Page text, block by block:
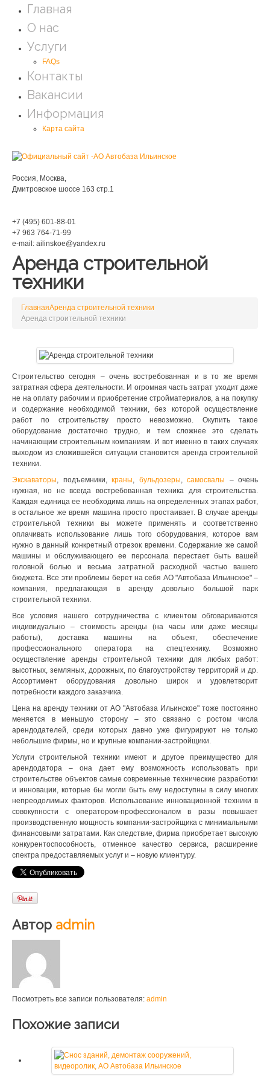
Главная
О нас
Услуги
FAQs
Контакты
Вакансии
Информация
Карта сайта
Россия, Москва,
Дмитровское шоссе 163 стр.1
+7 (495) 601-88-01
+7 963 764-71-99
e-mail: ailinskoe@yandex.ru
Аренда строительной
техники
ГлавнаяАренда строительной техники
Аренда строительной техники
Строительство сегодня – очень востребованная и в то же время
затратная сфера деятельности. И огромная часть затрат уходит даже
не на оплату рабочим и приобретение стройматериалов, а на покупку
и содержание необходимой техники, без которой осуществление
работ по строительству просто невозможно. Окупить такое
оборудование достаточно трудно, и тем сложнее это сделать
начинающим строительным компаниям. И вот именно в таких случаях
выходом из сложившейся ситуации становится аренда строительной
техники.
Экскаваторы, подъемники, краны, бульдозеры, самосвалы – очень
нужная, но не всегда востребованная техника для строительства.
Каждая единица ее необходима лишь на определенных этапах работ,
в остальное же время машина просто простаивает. В случае аренды
строительной техники вы можете применять и соответственно
оплачивать использование лишь того оборудования, которое вам
нужно в данный конкретный отрезок времени. Содержание же самой
машины и обслуживающего ее персонала перестает быть вашей
головной болью и весьма затратной расходной частью вашего
бюджета. Все эти проблемы берет на себя АО "Автобаза Ильинское" –
компания, предлагающая в аренду довольно большой парк
строительной техники.
Все условия нашего сотрудничества с клиентом обговариваются
индивидуально – стоимость аренды (на часы или даже месяцы
работы), доставка машины на объект, обеспечение
профессионального оператора на спецтехнику. Возможно
осуществление аренды строительной техники для любых работ:
высотных, земляных, дорожных, по благоустройству территорий и др.
Ассортимент оборудования довольно широк и удовлетворит
потребности каждого заказчика.
Цена на аренду техники от АО "Автобаза Ильинское" тоже постоянно
меняется в меньшую сторону – это связано с ростом числа
арендодателей, среди которых давно уже фигурируют не только
небольшие фирмы, но и крупные компании-застройщики.
Услуги строительной техники имеют и другое преимущество для
арендодатора – она дает ему возможность использовать при
строительстве объектов самые современные технические разработки
и инновации, которые бы могли быть ему недоступны в силу многих
непреодолимых факторов. Использование инновационной техники в
совокупности с оператором-профессионалом в разы повышает
производственную мощность компании-застройщика с минимальными
финансовыми затратами. Как следствие, фирма приобретает высокую
конкурентоспособность, отменное качество сервиса, расширение
спектра предоставляемых услуг и – новую клиентуру.
Автор admin
Посмотреть все записи пользователя: admin
Похожие записи